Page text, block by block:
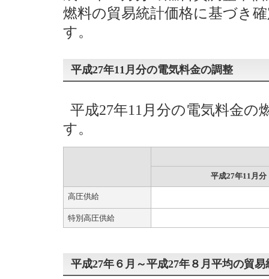
燃料の貿易統計価格に基づき
す。
平成27年11月分の電気料金の調整
平成27年11月分の電気料金の
す。
平成27年11月分
高圧供給
特別高圧供給
平成27年６月～平成27年８月平均の貿易